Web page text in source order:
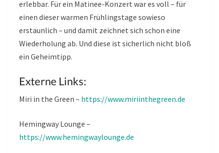
erlebbar. Für ein Matinee-Konzert war es voll – für
einen dieser warmen Frühlingstage sowieso
erstaunlich – und damit zeichnet sich schon eine
Wiederholung ab. Und diese ist sicherlich nicht bloß
ein Geheimtipp.
Externe Links:
Miri in the Green – https://www.miriinthegreen.de
Hemingway Lounge –
https://www.hemingwaylounge.de